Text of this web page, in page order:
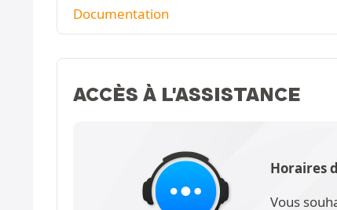
Documentation
ACCÈS À L'ASSISTANCE
Horaires
Vous